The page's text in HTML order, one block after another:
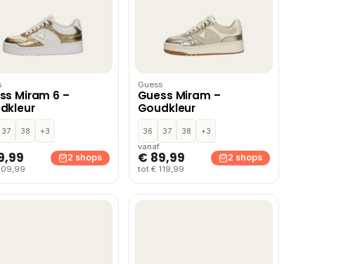
Miram 6 –
37 38
+3
2 shops
Guess
Guess Miram –
Goudkleur
36 37 38
+3
vanaf
€ 89,99
tot € 119,99
2 shops